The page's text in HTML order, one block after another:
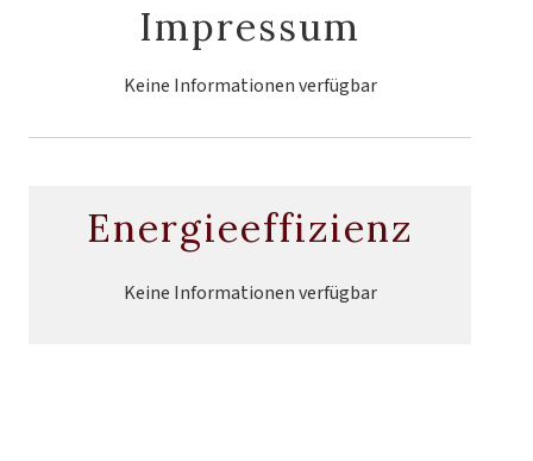
Impressum
Keine Informationen verfügbar
Energieeffizienz
Keine Informationen verfügbar